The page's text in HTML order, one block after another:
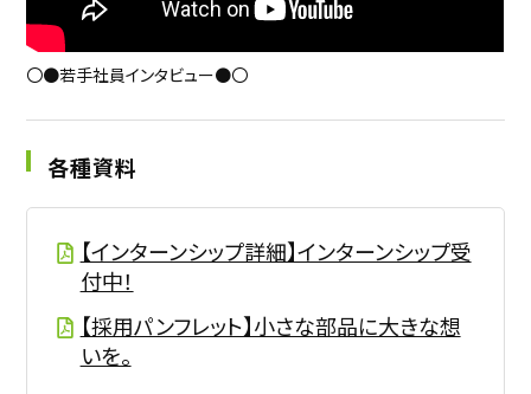
〇●若手社員インタビュー●〇
各種資料
【インターンシップ詳細】インターンシップ受
付中！
【採用パンフレット】小さな部品に大きな想
いを。